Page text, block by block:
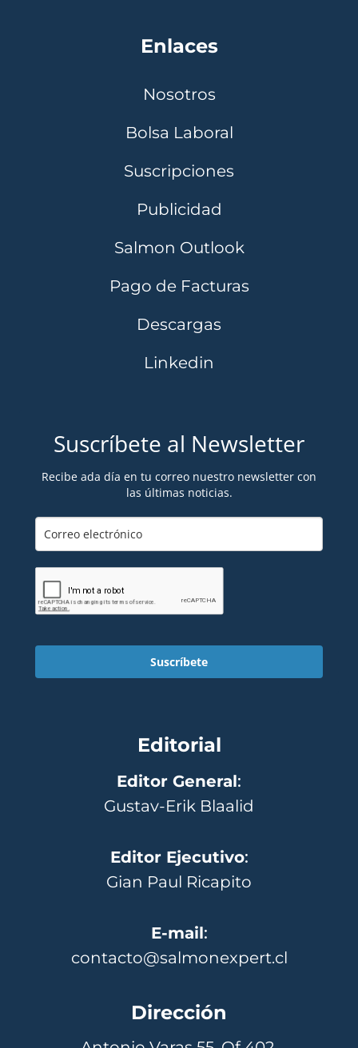
Enlaces
Nosotros
Bolsa Laboral
Suscripciones
Publicidad
Salmon Outlook
Pago de Facturas
Descargas
Linkedin
Suscríbete al Newsletter
Recibe ada día en tu correo nuestro newsletter con
las últimas noticias.
Suscríbete
Editorial
Editor General:
Gustav-Erik Blaalid
Editor Ejecutivo:
Gian Paul Ricapito
E-mail:
contacto@salmonexpert.cl
Dirección